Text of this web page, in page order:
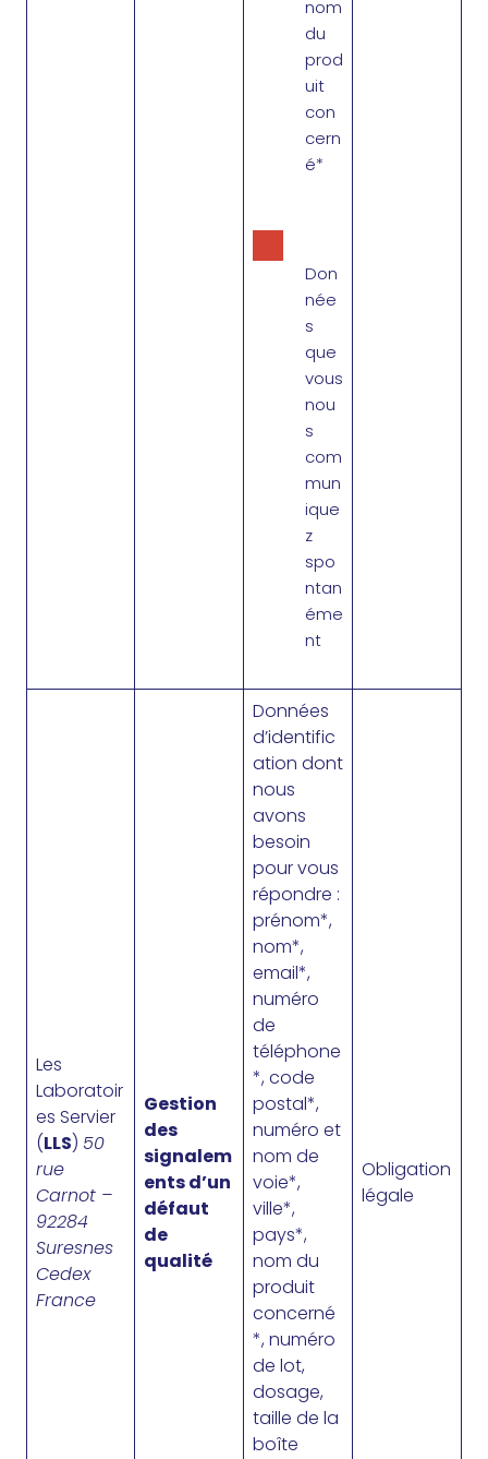
nom
du
prod
uit
con
cern
é*
Don
née
s
que
vous
nou
s
com
mun
ique
z
spo
ntan
éme
nt
Les
Laboratoir
es Servier
(LLS) 50
rue
Carnot –
92284
Suresnes
Cedex
France
Gestion
des
signalem
ents d’un
défaut
de
qualité
Données
d’identific
ation dont
nous
avons
besoin
pour vous
répondre :
prénom*,
nom*,
email*,
numéro
de
téléphone
*, code
postal*,
numéro et
nom de
voie*,
ville*,
pays*,
nom du
produit
concerné
*, numéro
de lot,
dosage,
taille de la
boîte
Obligation
légale